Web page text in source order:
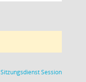
SitzungsdienstSession(Wird in